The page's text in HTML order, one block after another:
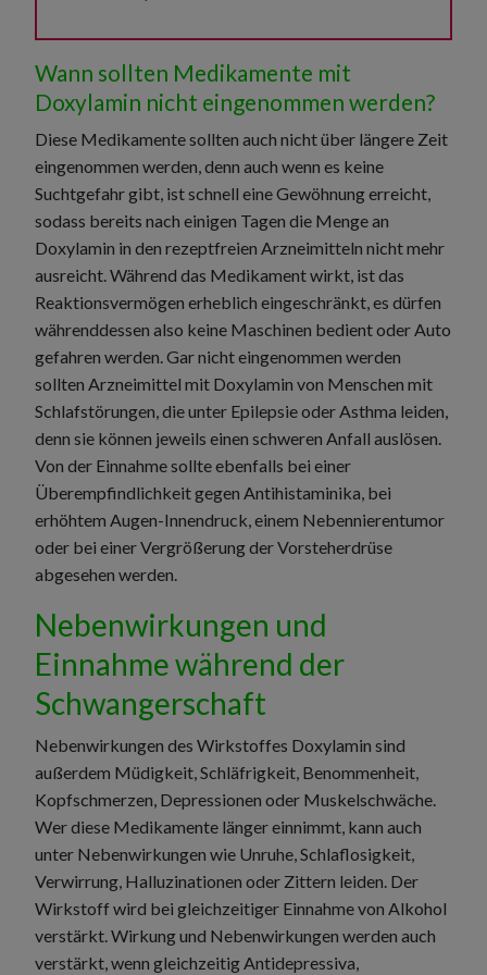
Wann sollten Medikamente mit
Doxylamin nicht eingenommen werden?
Diese Medikamente sollten auch nicht über längere Zeit
eingenommen werden, denn auch wenn es keine
Suchtgefahr gibt, ist schnell eine Gewöhnung erreicht,
sodass bereits nach einigen Tagen die Menge an
Doxylamin in den rezeptfreien Arzneimitteln nicht mehr
ausreicht. Während das Medikament wirkt, ist das
Reaktionsvermögen erheblich eingeschränkt, es dürfen
währenddessen also keine Maschinen bedient oder Auto
gefahren werden. Gar nicht eingenommen werden
sollten Arzneimittel mit Doxylamin von Menschen mit
Schlafstörungen, die unter Epilepsie oder Asthma leiden,
denn sie können jeweils einen schweren Anfall auslösen.
Von der Einnahme sollte ebenfalls bei einer
Überempfindlichkeit gegen Antihistaminika, bei
erhöhtem Augen-Innendruck, einem Nebennierentumor
oder bei einer Vergrößerung der Vorsteherdrüse
abgesehen werden.
Nebenwirkungen und
Einnahme während der
Schwangerschaft
Nebenwirkungen des Wirkstoffes Doxylamin sind
außerdem Müdigkeit, Schläfrigkeit, Benommenheit,
Kopfschmerzen, Depressionen oder Muskelschwäche.
Wer diese Medikamente länger einnimmt, kann auch
unter Nebenwirkungen wie Unruhe, Schlaflosigkeit,
Verwirrung, Halluzinationen oder Zittern leiden. Der
Wirkstoff wird bei gleichzeitiger Einnahme von Alkohol
verstärkt. Wirkung und Nebenwirkungen werden auch
verstärkt, wenn gleichzeitig Antidepressiva,